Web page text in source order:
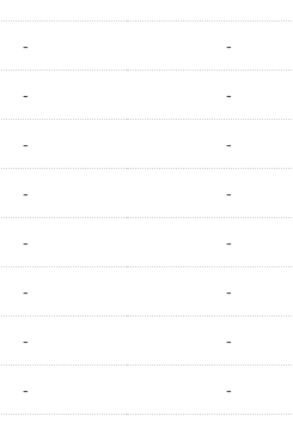
- -
- -
- -
- -
- -
- -
- -
- -